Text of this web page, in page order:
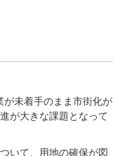
未着手のまま市街化が
が大きな課題となって
いて、用地の確保が図